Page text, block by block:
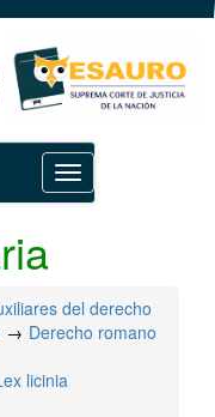
Toggle
navigation
del derecho
Derecho romano
licinia